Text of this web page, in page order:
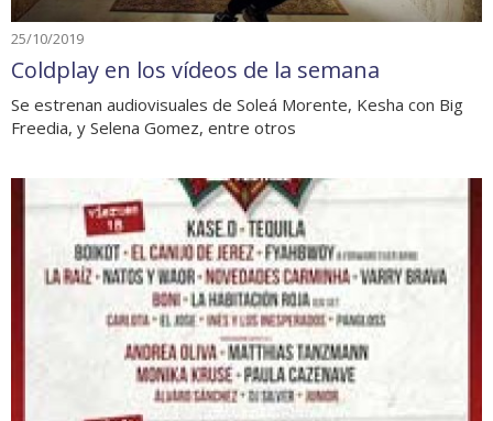
25/10/2019
Coldplay en los vídeos de la semana
Se estrenan audiovisuales de Soleá Morente, Kesha con Big
Freedia, y Selena Gomez, entre otros